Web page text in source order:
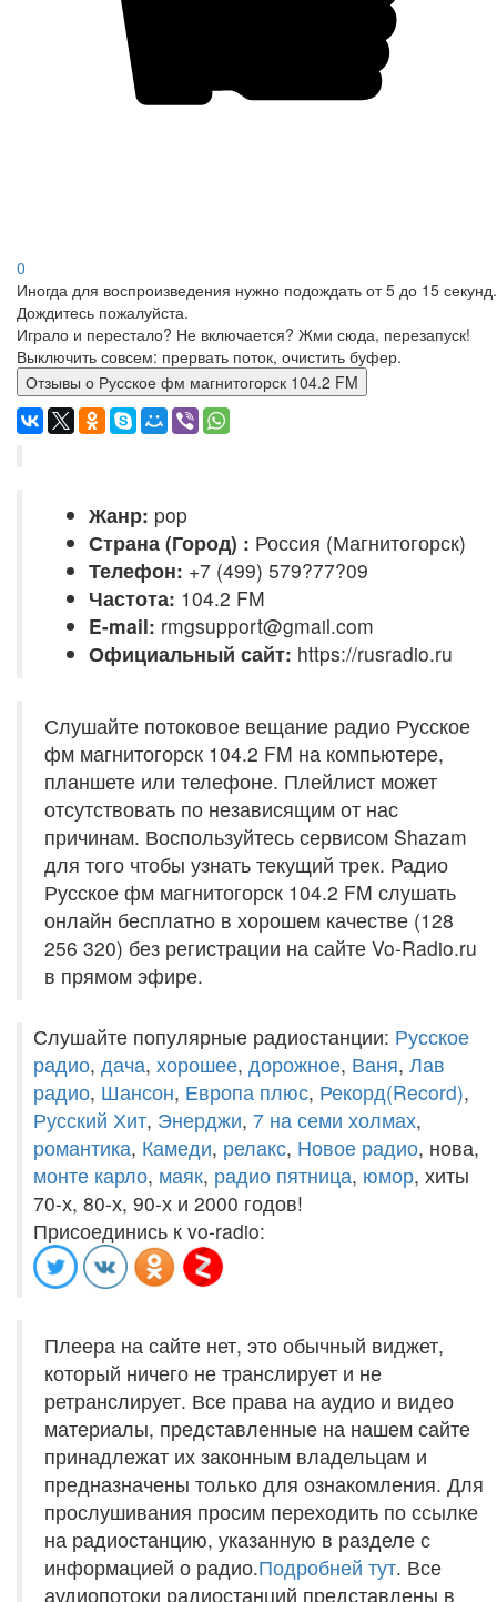
0
Иногда для воспроизведения нужно подождать от 5 до 15 секунд.
Дождитесь пожалуйста.
Играло и перестало? Не включается? Жми сюда, перезапуск!
Выключить совсем: прервать поток, очистить буфер.
Отзывы о Русское фм магнитогорск 104.2 FM
Жанр: pop
Страна (Город) : Россия (Магнитогорск)
Телефон: +7 (499) 579?77?09
Частота: 104.2 FM
E-mail: rmgsupport@gmail.com
Официальный сайт: https://rusradio.ru
Слушайте потоковое вещание радио Русское
фм магнитогорск 104.2 FM на компьютере,
планшете или телефоне. Плейлист может
отсутствовать по независящим от нас
причинам. Воспользуйтесь сервисом Shazam
для того чтобы узнать текущий трек. Радио
Русское фм магнитогорск 104.2 FM слушать
онлайн бесплатно в хорошем качестве (128
256 320) без регистрации на сайте Vo-Radio.ru
в прямом эфире.
Слушайте популярные радиостанции: Русское
радио, дача, хорошее, дорожное, Ваня, Лав
радио, Шансон, Европа плюс, Рекорд(Record),
Русский Хит, Энерджи, 7 на семи холмах,
романтика, Камеди, релакс, Новое радио, нова,
монте карло, маяк, радио пятница, юмор, хиты
70-х, 80-х, 90-х и 2000 годов!
Присоединись к vo-radio:
Плеера на сайте нет, это обычный виджет,
который ничего не транслирует и не
ретранслирует. Все права на аудио и видео
материалы, представленные на нашем сайте
принадлежат их законным владельцам и
предназначены только для ознакомления. Для
прослушивания просим переходить по ссылке
на радиостанцию, указанную в разделе с
информацией о радио.Подробней тут. Все
аудиопотоки радиостанций представлены в